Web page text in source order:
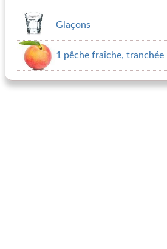
Glaçons
1 pêche fraîche, tranchée